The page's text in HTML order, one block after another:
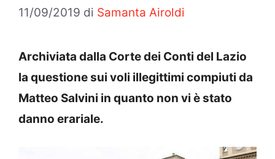
11/09/2019 di Samanta Airoldi
Archiviata dalla Corte dei Conti del Lazio
la questione sui voli illegittimi compiuti da
Matteo Salvini in quanto non vi è stato
danno erariale.